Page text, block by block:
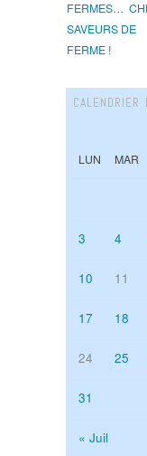
FERMES…
SAVEURS DE
FERME !
CALENDRIER
LUN MAR
« Juil
3 4
10 11
17 18
24 25
31